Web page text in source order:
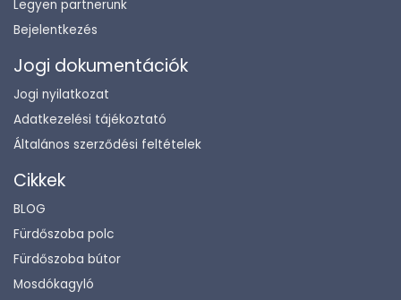
Legyen partnerünk
Bejelentkezés
Jogi dokumentációk
Jogi nyilatkozat
Adatkezelési tájékoztató
Általános szerződési feltételek
Cikkek
BLOG
Fürdőszoba polc
Fürdőszoba bútor
Mosdókagyló